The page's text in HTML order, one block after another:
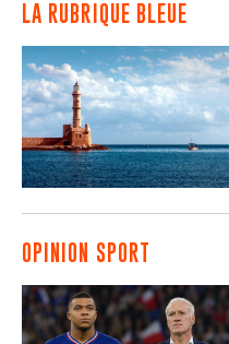
LA RUBRIQUE BLEUE
OPINION SPORT